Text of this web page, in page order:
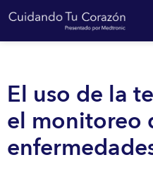
El uso de la
el monitoreo